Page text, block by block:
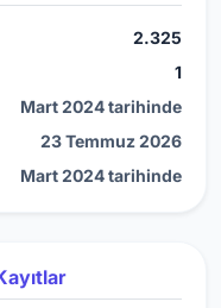
2.325
1
Mart 2024 tarihinde
23 Temmuz 2026
Mart 2024 tarihinde